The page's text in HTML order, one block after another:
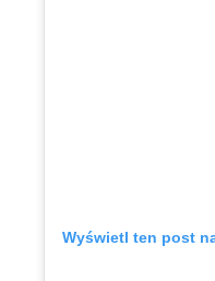
Wyświetl ten post